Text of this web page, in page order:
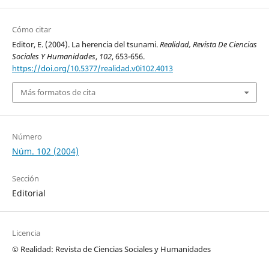
Cómo citar
Editor, E. (2004). La herencia del tsunami.Realidad, Revista De Ciencias
Sociales Y Humanidades, 102, 653-656.
https://doi.org/10.5377/realidad.v0i102.4013
Más formatos de cita
Número
Núm. 102 (2004)
Sección
Editorial
Licencia
© Realidad: Revista de Ciencias Sociales y Humanidades